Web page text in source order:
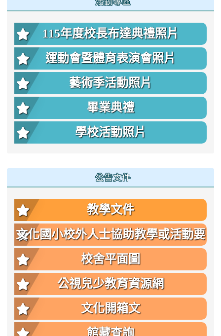
115年度校長布達典禮照片
運動會暨體育表演會照片
藝術季活動照片
畢業典禮
學校活動照片
公告文件
教學文件
文化國小校外人士協助教學或活動要
點
校舍平面圖
公視兒少教育資源網
文化開箱文
館藏查詢